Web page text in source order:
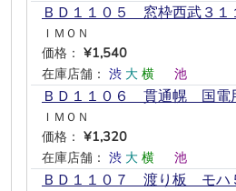
ＢＤ１１０５ 窓枠西武３
ＩＭＯＮ
価格： ¥1,540
在庫店舗： 渋 大 横 池
ＢＤ１１０６ 貫通幌 国
ＩＭＯＮ
価格： ¥1,320
在庫店舗： 渋 大 横 池
ＢＤ１１０７ 渡り板 モハ